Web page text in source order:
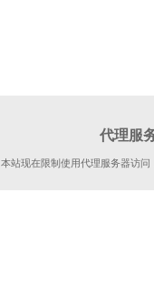
代理服
本站现在限制使用代理服务器访问